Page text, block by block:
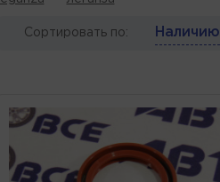
Сортировать по: Наличию